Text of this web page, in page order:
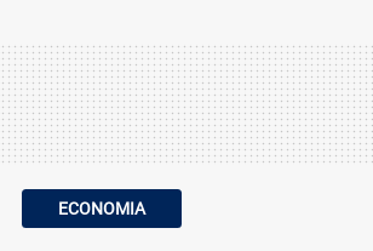
ECONOMIA